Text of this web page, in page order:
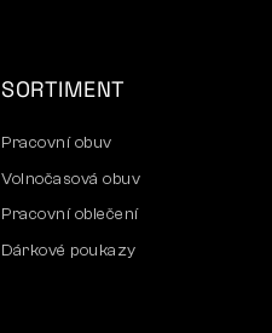
SORTIMENT
Pracovní obuv
Volnočasová obuv
Pracovní oblečení
Dárkové poukazy